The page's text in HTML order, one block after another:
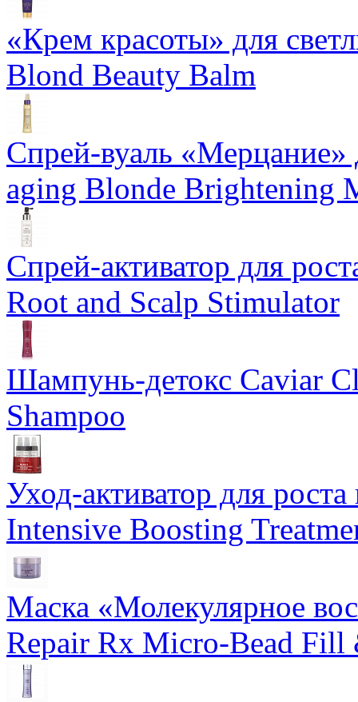
«Крем красоты» для
Blond Beauty Balm
Спрей-вуаль «Мерцание»
aging Blonde Brightening
Спрей-активатор для
Root and Scalp Stimulator
Шампунь-детокс Caviar
Shampoo
Уход-активатор для
Intensive Boosting
Маска «Молекулярное
Repair Rx Micro-Bead Fill